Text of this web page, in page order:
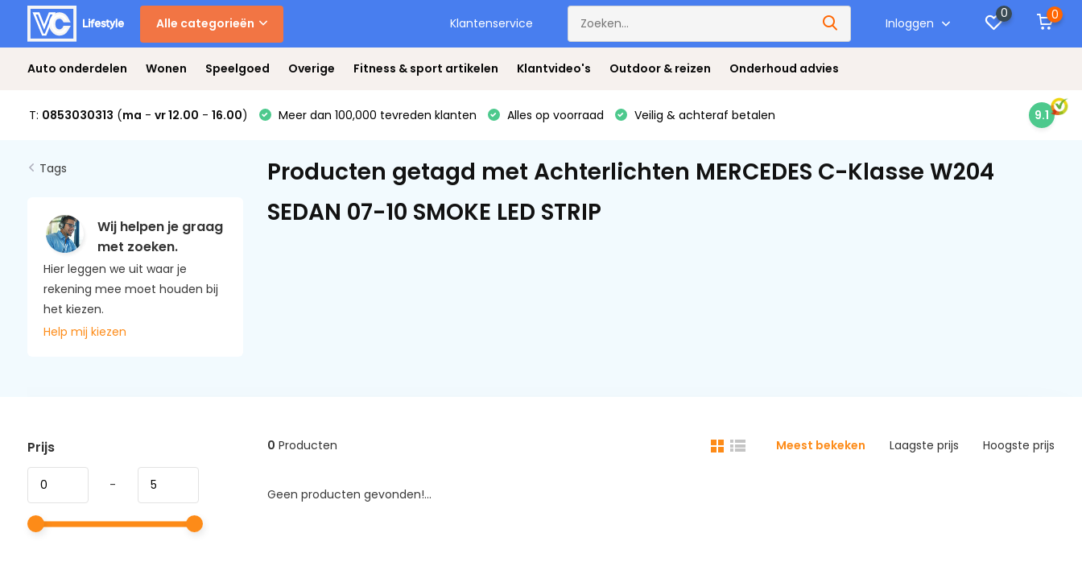
Alle categorieën Klantenservice Inloggen
0 0
Auto onderdelen Wonen Speelgoed Overige Fitness & sport artikelen Klantvideo's Outdoor & reizen Onderhoud advies
T: 0853030313 (ma - vr 12.00 - 16.00) Meer dan 100,000 tevreden klanten Alles op voorraad Veilig & achteraf betalen 9.1
Tags
Wij helpen je graag
met zoeken.
Hier leggen we uit waar je
rekening mee moet houden bij
het kiezen.
Help mij kiezen
Producten getagd met Achterlichten MERCEDES C-Klasse W204
SEDAN 07-10 SMOKE LED STRIP
Prijs
-
0 Producten Meest bekeken Laagste prijs Hoogste prijs
Geen producten gevonden!...